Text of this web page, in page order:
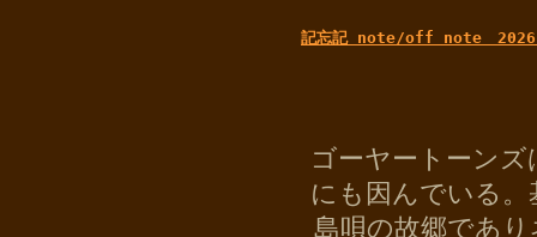
記忘記 note/off note
ゴーヤートーン
にも因んでいる
島唄の故郷であ